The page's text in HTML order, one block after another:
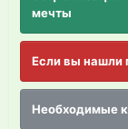
мечты
Если вы нашли
Необходимые